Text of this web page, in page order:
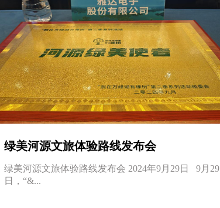
绿美河源文旅体验路线发布会
绿美河源文旅体验路线发布会 2024年9月29日 9月29
日，“&...